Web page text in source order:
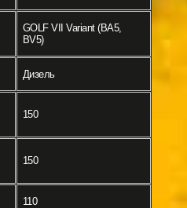
GOLF VII Variant (BA5,
BV5)
Дизель
150
150
110